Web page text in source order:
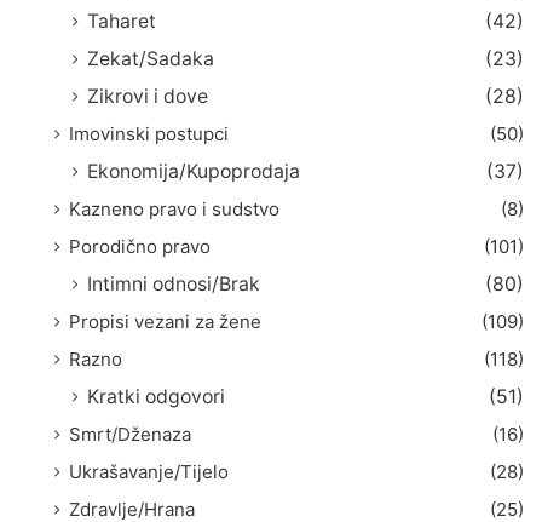
Taharet
(42)
Zekat/Sadaka
(23)
Zikrovi i dove
(28)
Imovinski postupci
(50)
Ekonomija/Kupoprodaja
(37)
Kazneno pravo i sudstvo
(8)
Porodično pravo
(101)
Intimni odnosi/Brak
(80)
Propisi vezani za žene
(109)
Razno
(118)
Kratki odgovori
(51)
Smrt/Dženaza
(16)
Ukrašavanje/Tijelo
(28)
Zdravlje/Hrana
(25)